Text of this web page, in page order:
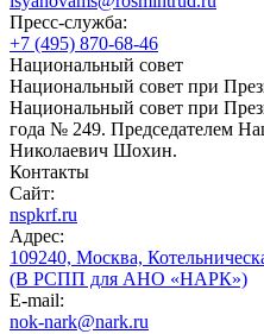
Пресс-служба:
+7 (495) 870-68-46
Национальный совет
Национальный совет при
Национальный совет при
года № 249. Председателем
Николаевич Шохин.
Контакты
Сайт:
nspkrf.ru
Адрес:
109240, Москва,
(В РСПП для АНО «НАРК»)
E-mail:
nok-nark@nark.ru